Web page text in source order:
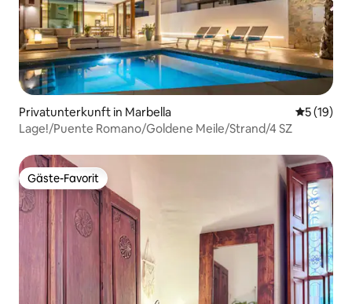
Privatunterkunft in Marbella
5 (19)
Lage!/Puente Romano/Goldene Meile/Strand/4 SZ
Gäste-Favorit
Gäste-Favorit